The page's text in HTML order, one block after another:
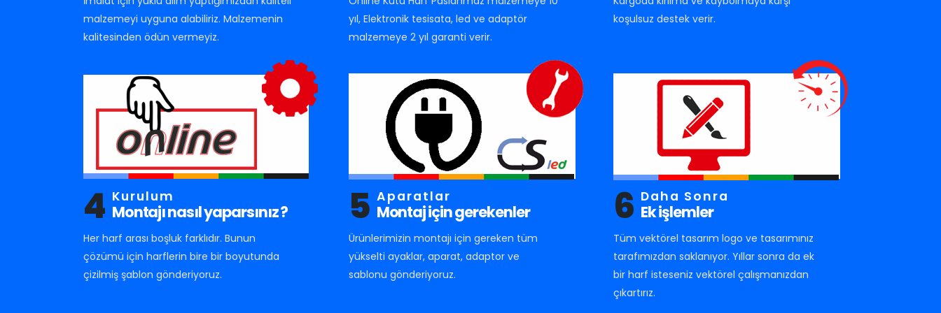
malzemeyi uyguna alabiliriz. Malzemenin
kalitesinden ödün vermeyiz.
yıl, Elektronik tesisata, led ve adaptör
malzemeye 2 yıl garanti verir.
koşulsuz destek verir.
4 Kurulum
Montajı nasıl yaparsınız ?
Her harf arası boşluk farklıdır. Bunun
çözümü için harflerin bire bir boyutunda
çizilmiş şablon gönderiyoruz.
5 Aparatlar
Montaj için gerekenler
Ürünlerimizin montajı için gereken tüm
yükselti ayaklar, aparat, adaptor ve
sablonu gönderiyoruz.
6 Daha Sonra
Ek işlemler
Tüm vektörel tasarım logo ve tasarımınız
tarafımızdan saklanıyor. Yıllar sonra da ek
bir harf isteseniz vektörel çalışmanızdan
çıkartırız.